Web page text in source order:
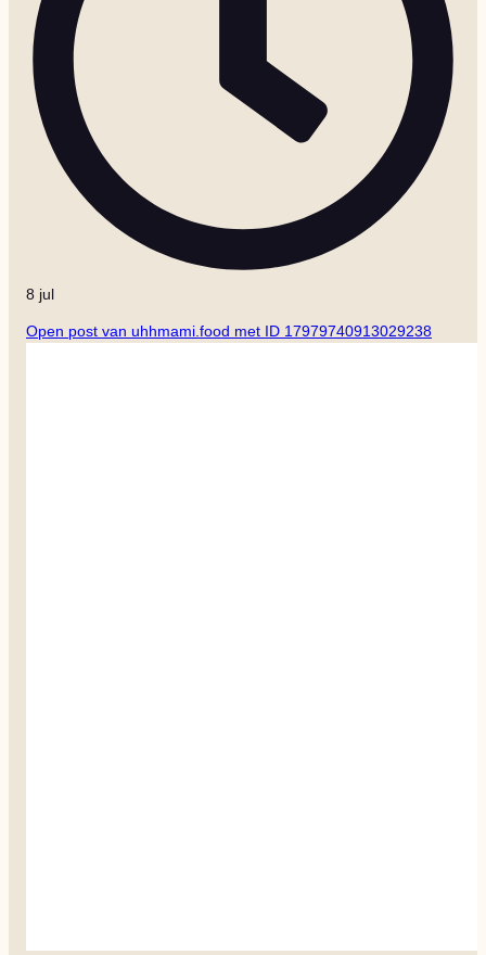
8 jul
Open post van uhhmami.food met ID 17979740913029238